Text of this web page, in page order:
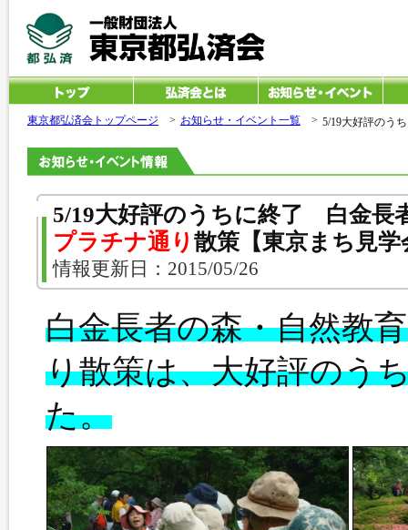
東京都弘済会トップページ > お知らせ・イベント一覧> 5/19大好評のう
5/19大好評のうちに終了 白金長
プラチナ通り 散策【東京まち見学
情報更新日：2015/05/26
白金長者の森・自然教
り散策は、大好評のう
た。